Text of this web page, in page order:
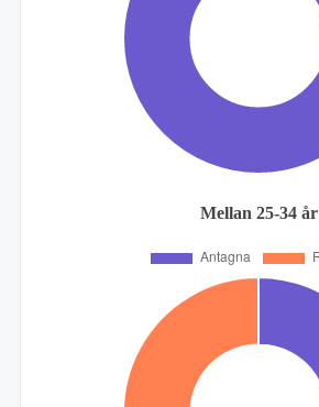
Mellan 25-34 år